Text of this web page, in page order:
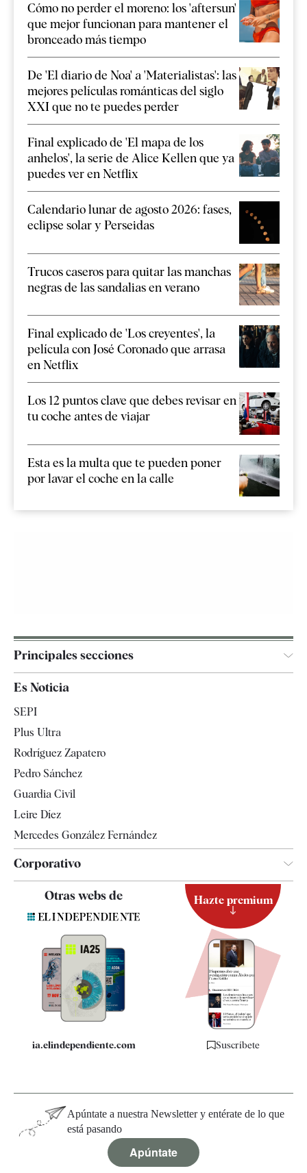
Cómo no perder el moreno: los 'aftersun'
que mejor funcionan para mantener el
bronceado más tiempo
De 'El diario de Noa' a 'Materialistas': las
mejores películas románticas del siglo
XXI que no te puedes perder
Final explicado de 'El mapa de los
anhelos', la serie de Alice Kellen que ya
puedes ver en Netflix
Calendario lunar de agosto 2026: fases,
eclipse solar y Perseidas
Trucos caseros para quitar las manchas
negras de las sandalias en verano
Final explicado de 'Los creyentes', la
película con José Coronado que arrasa
en Netflix
Los 12 puntos clave que debes revisar en
tu coche antes de viajar
Esta es la multa que te pueden poner
por lavar el coche en la calle
Principales secciones
España
Televisión
Es Noticia
SEPI
Plus Ultra
Rodríguez Zapatero
Pedro Sánchez
Guardia Civil
Leire Díez
Mercedes González Fernández
Corporativo
Contacto
Quiénes somos
Especificaciones
Otras webs de
ia.elindependiente.com
Hazte premium
Suscríbete
Apúntate a nuestra Newsletter y entérate de lo que
está pasando
Apúntate